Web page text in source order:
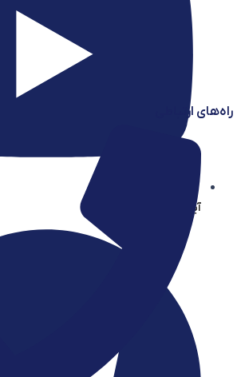
آیساسنتر در یوتیوب
راه‌های ارتباطی